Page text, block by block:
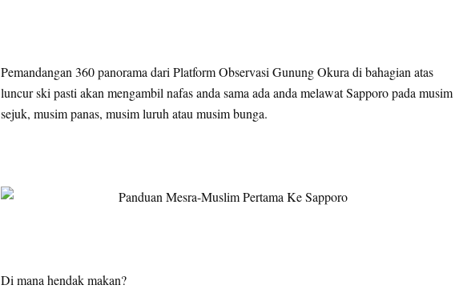
Pemandangan 360 panorama dari Platform Observasi Gunung Okura di bahagian atas
luncur ski pasti akan mengambil nafas anda sama ada anda melawat Sapporo pada musim
sejuk, musim panas, musim luruh atau musim bunga.
Di mana hendak makan?